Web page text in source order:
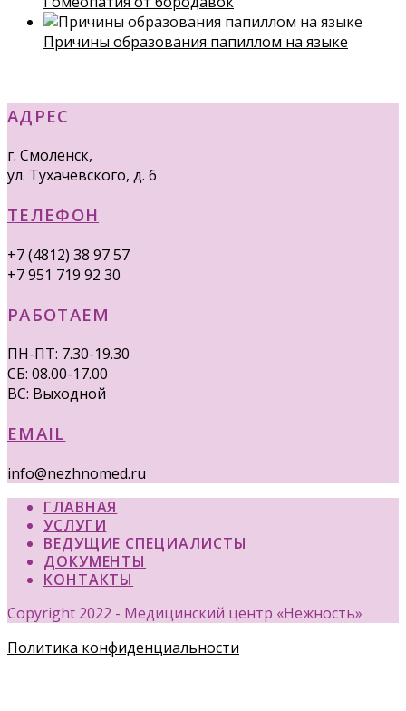
Причины образования папиллом на языке
АДРЕС
г. Смоленск,
ул. Тухачевского, д. 6
ТЕЛЕФОН
+7 (4812) 38 97 57
+7 951 719 92 30
РАБОТАЕМ
ПН-ПТ: 7.30-19.30
СБ: 08.00-17.00
ВС: Выходной
EMAIL
info@nezhnomed.ru
ГЛАВНАЯ
УСЛУГИ
ВЕДУЩИЕ СПЕЦИАЛИСТЫ
ДОКУМЕНТЫ
КОНТАКТЫ
Copyright 2022 - Медицинский центр «Нежность»
Политика конфиденциальности